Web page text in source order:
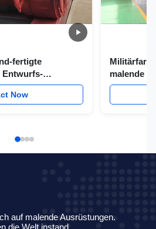
fertigte
Entwurfs-
an
Now
malende
auf malende Ausrüstungen.